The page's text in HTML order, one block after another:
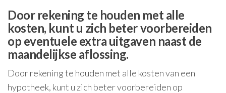
Door rekening te houden met alle
kosten, kunt u zich beter voorbereiden
op eventuele extra uitgaven naast de
maandelijkse aflossing.
Door rekening te houden met alle kosten van een
hypotheek, kunt u zich beter voorbereiden op